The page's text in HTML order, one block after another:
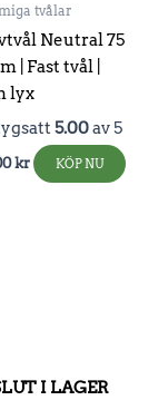
tvålar
Neutral 75
| Fast tvål |
lyx
5.00av 5
kr KÖP NU
I LAGER